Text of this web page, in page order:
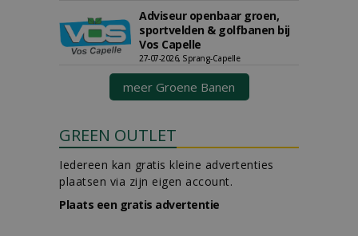
Adviseur openbaar groen,
sportvelden & golfbanen bij
Vos Capelle
27-07-2026, Sprang-Capelle
meer Groene Banen
GREEN OUTLET
Iedereen kan gratis kleine advertenties
plaatsen via zijn eigen account.
Plaats een gratis advertentie